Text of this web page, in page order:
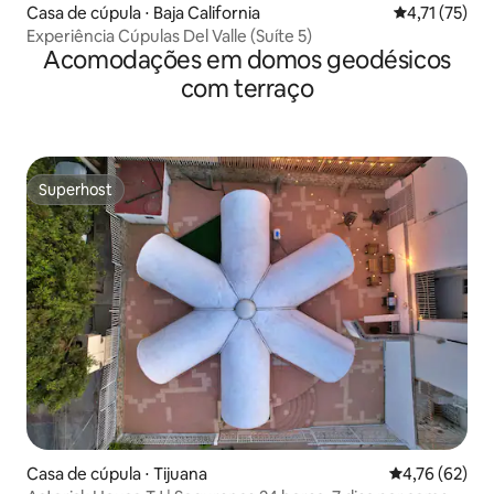
Casa de cúpula ⋅ Baja California 4,71 de uma
4,71 (75)
Experiência Cúpulas Del Valle (Suíte 5)
Acomodações em domos geodésicos
com terraço
Superhost
Superhost
Casa de cúpula ⋅ Tijuana 4,76 de uma
4,76 (62)